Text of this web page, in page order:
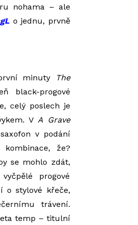
nohama – ale
o jednu, prvně
minuty
The
black-progové
celý poslech je
VA Grave
v podání
že?
se mohlo zdát,
progové
o stylové křeče,
trávení.
temp – titulní